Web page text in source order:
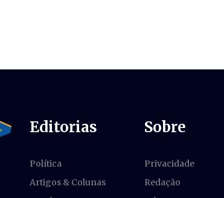
Editorias
Política
Artigos & Colunas
Sobre
Privacidade
Redação